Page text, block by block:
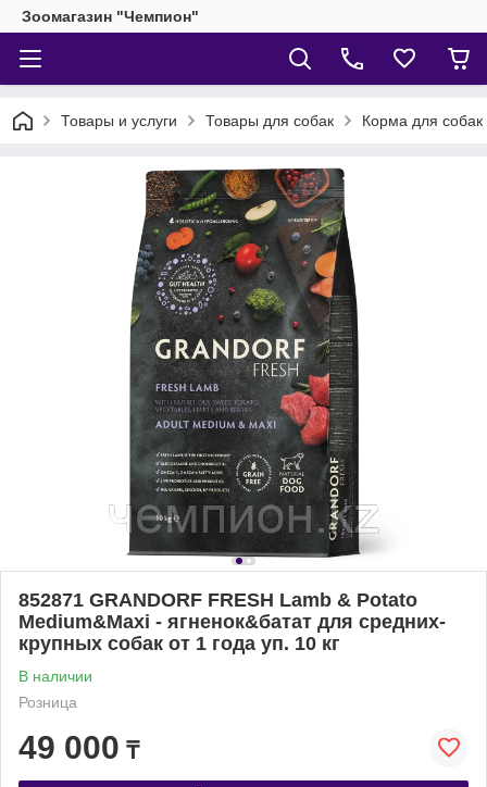
Зоомагазин "Чемпион"
Товары и услуги Товары для собак Корма для собак
852871 GRANDORF FRESH Lamb & Potato
Medium&Maxi - ягненок&батат для средних-
крупных собак от 1 года уп. 10 кг
В наличии
Розница
49 000 ₸